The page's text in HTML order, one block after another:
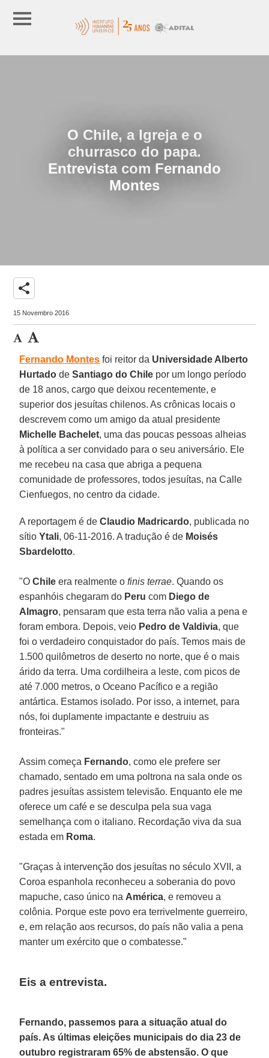
O Chile, a Igreja e o
churrasco do papa.
Entrevista com Fernando
Montes
share
15 Novembro 2016
Fernando Montes foi reitor da Universidade Alberto
Hurtado deSantiago do Chile por um longo período
de 18 anos, cargo que deixou recentemente, e
superior dos jesuítas chilenos. As crônicas locais o
descrevem como um amigo da atual presidente
Michelle Bachelet, uma das poucas pessoas alheias
à política a ser convidado para o seu aniversário. Ele
me recebeu na casa que abriga a pequena
comunidade de professores, todos jesuítas, na Calle
Cienfuegos, no centro da cidade.
A reportagem é deClaudio Madricardo, publicada no
sítioYtali, 06-11-2016. A tradução é de Moisés
Sbardelotto.
"OChile era realmente ofinis terrae. Quando os
espanhóis chegaram do Peru com Diego de
Almagro, pensaram que esta terra não valia a pena e
foram embora. Depois, veio Pedro de Valdivia, que
foi o verdadeiro conquistador do país. Temos mais de
1.500 quilômetros de deserto no norte, que é o mais
árido da terra. Uma cordilheira a leste, com picos de
até 7.000 metros, o Oceano Pacífico e a região
antártica. Estamos isolado. Por isso, a internet, para
nós, foi duplamente impactante e destruiu as
fronteiras."
Assim começa Fernando, como ele prefere ser
chamado, sentado em uma poltrona na sala onde os
padres jesuítas assistem televisão. Enquanto ele me
oferece um café e se desculpa pela sua vaga
semelhança com o italiano. Recordação viva da sua
estada em Roma.
"Graças à intervenção dos jesuítas no século XVII, a
Coroa espanhola reconheceu a soberania do povo
mapuche, caso único na América, e removeu a
colônia. Porque este povo era terrivelmente guerreiro,
e, em relação aos recursos, do país não valia a pena
manter um exército que o combatesse."
Eis a entrevista.
Fernando, passemos para a situação atual do
país. As últimas eleições municipais do dia 23 de
outubro registraram 65% de abstensão. O que